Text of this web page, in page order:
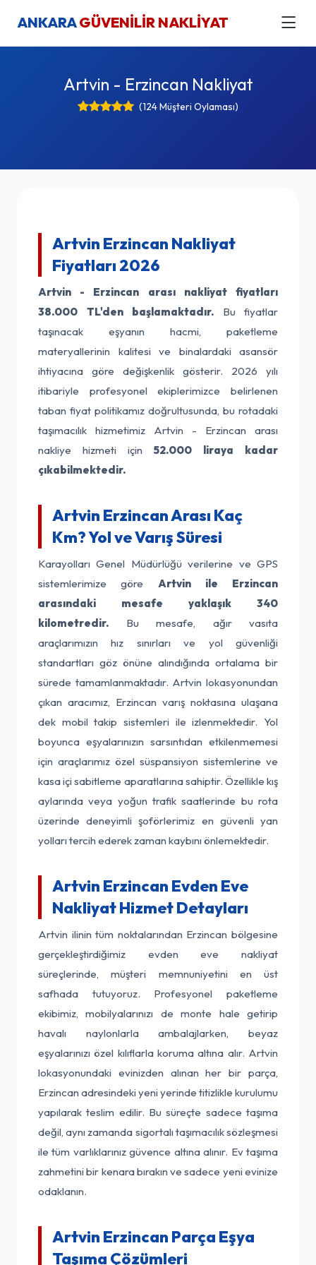
ANKARAGÜVENİLİR NAKLİYAT
Artvin - Erzincan Nakliyat
(124 Müşteri Oylaması)
Artvin Erzincan Nakliyat
Fiyatları 2026
Artvin - Erzincan arası nakliyat fiyatları
38.000 TL'den başlamaktadır. Bu fiyatlar
taşınacak eşyanın hacmi, paketleme
materyallerinin kalitesi ve binalardaki asansör
ihtiyacına göre değişkenlik gösterir. 2026 yılı
itibariyle profesyonel ekiplerimizce belirlenen
taban fiyat politikamız doğrultusunda, bu rotadaki
taşımacılık hizmetimiz Artvin - Erzincan arası
nakliye hizmeti için52.000 liraya kadar
çıkabilmektedir.
Artvin Erzincan Arası Kaç
Km? Yol ve Varış Süresi
Karayolları Genel Müdürlüğü verilerine ve GPS
sistemlerimize göre Artvin ile Erzincan
arasındaki mesafe yaklaşık 340
kilometredir. Bu mesafe, ağır vasıta
araçlarımızın hız sınırları ve yol güvenliği
standartları göz önüne alındığında ortalama bir
sürede tamamlanmaktadır. Artvin lokasyonundan
çıkan aracımız, Erzincan varış noktasına ulaşana
dek mobil takip sistemleri ile izlenmektedir. Yol
boyunca eşyalarınızın sarsıntıdan etkilenmemesi
için araçlarımız özel süspansiyon sistemlerine ve
kasa içi sabitleme aparatlarına sahiptir. Özellikle kış
aylarında veya yoğun trafik saatlerinde bu rota
üzerinde deneyimli şoförlerimiz en güvenli yan
yolları tercih ederek zaman kaybını önlemektedir.
Artvin Erzincan Evden Eve
Nakliyat Hizmet Detayları
Artvin ilinin tüm noktalarından Erzincan bölgesine
gerçekleştirdiğimiz evden eve nakliyat
süreçlerinde, müşteri memnuniyetini en üst
safhada tutuyoruz. Profesyonel paketleme
ekibimiz, mobilyalarınızı de monte hale getirip
havalı naylonlarla ambalajlarken, beyaz
eşyalarınızı özel kılıflarla koruma altına alır. Artvin
lokasyonundaki evinizden alınan her bir parça,
Erzincan adresindeki yeni yerinde titizlikle kurulumu
yapılarak teslim edilir. Bu süreçte sadece taşıma
değil, aynı zamanda sigortalı taşımacılık sözleşmesi
ile tüm varlıklarınız güvence altına alınır. Ev taşıma
zahmetini bir kenara bırakın ve sadece yeni evinize
odaklanın.
Artvin Erzincan Parça Eşya
Taşıma Çözümleri